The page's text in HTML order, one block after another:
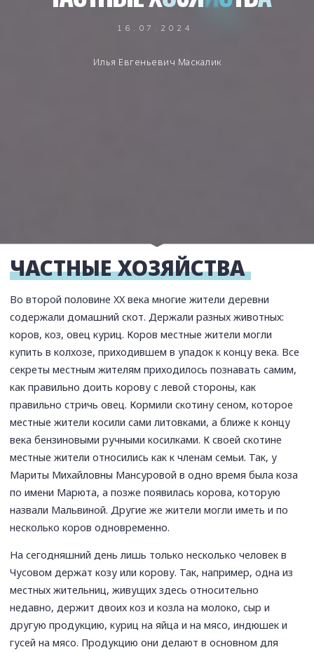
16.07.2024
Илья Евгеньевич Маскалик
ЧАСТНЫЕ ХОЗЯЙСТВА
Во второй половине XX века многие жители деревни
содержали домашний скот. Держали разных животных:
коров, коз, овец куриц. Коров местные жители могли
купить в колхозе, приходившем в упадок к концу века. Все
секреты местным жителям приходилось познавать самим,
как правильно доить корову с левой стороны, как
правильно стричь овец. Кормили скотину сеном, которое
местные жители косили сами литовками, а ближе к концу
века бензиновыми ручными косилками. К своей скотине
местные жители относились как к членам семьи. Так, у
Мариты Михайловны Мансуровой в одно время была коза
по имени Марюта, а позже появилась корова, которую
назвали Мальвиной. Другие же жители могли иметь и по
несколько коров одновременно.
На сегодняшний день лишь только несколько человек в
Чусовом держат козу или корову. Так, например, одна из
местных жительниц, живущих здесь относительно
недавно, держит двоих коз и козла на молоко, сыр и
другую продукцию, куриц на яйца и на мясо, индюшек и
гусей на мясо. Продукцию они делают в основном для